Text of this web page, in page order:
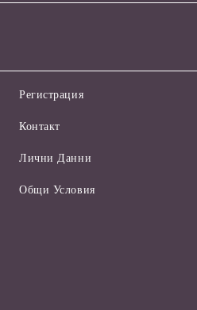
Регистрация
Контакт
Лични Данни
Общи Условия